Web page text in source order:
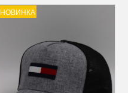
НОВИНКА